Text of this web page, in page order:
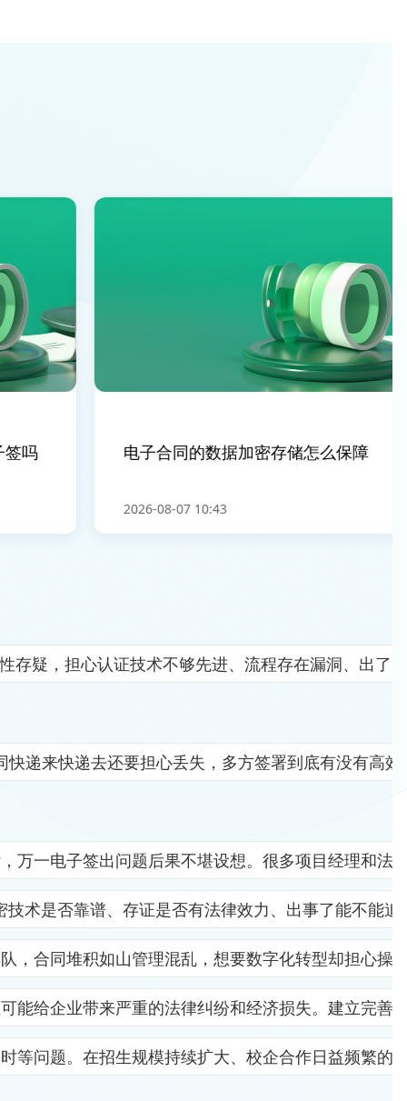
电子合同的数据加密存储怎么保障
2026-08-07 10:43
疑，担心认证技术不够先进、流程存在漏洞、出了
递来快递去还要担心丢失，多方签署到底有没有高
一电子签出问题后果不堪设想。很多项目经理和法
术是否靠谱、存证是否有法律效力、出事了能不能
合同堆积如山管理混乱，想要数字化转型却担心操
给企业带来严重的法律纠纷和经济损失。建立完
问题。在招生规模持续扩大、校企合作日益频繁